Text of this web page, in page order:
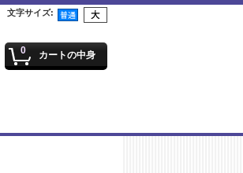
文字サイズ:
0 カートの中身